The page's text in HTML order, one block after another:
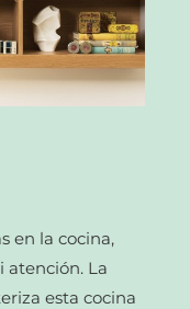
en la cocina,
atención. La
esta cocina